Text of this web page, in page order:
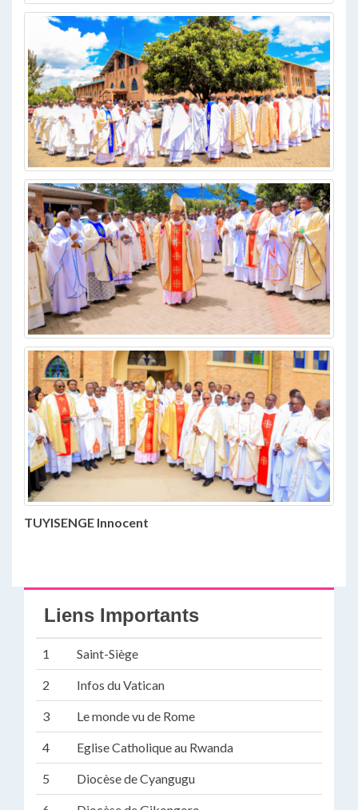
TUYISENGE Innocent
Liens Importants
1 Saint-Siège
2 Infos du Vatican
3 Le monde vu de Rome
4 Eglise Catholique au Rwanda
5 Diocèse de Cyangugu